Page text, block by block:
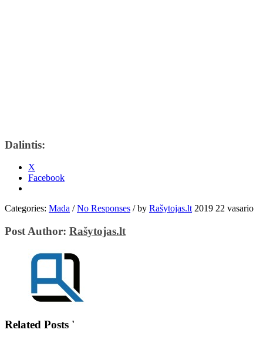
Dalintis:
X
Facebook
Categories: Mada / No Responses /by Rašytojas.lt 2019 22 vasario
Post Author: Rašytojas.lt
Related Posts '